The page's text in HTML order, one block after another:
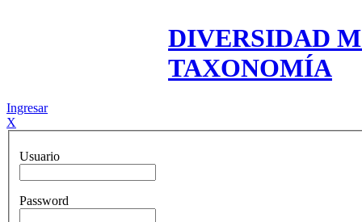
DIVERSIDAD
TAXONOMÍA
Ingresar
X
Usuario
Password